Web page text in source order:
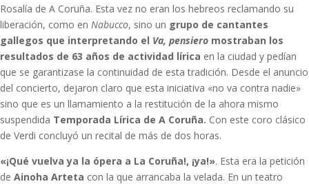
Rosalía de A Coruña. Esta vez no eran los hebreos reclamando su
liberación, como en Nabucco, sino un grupo de cantantes
gallegos que interpretando el Va, pensiero mostraban los
resultados de 63 años de actividad lírica en la ciudad y pedían
que se garantizase la continuidad de esta tradición. Desde el anuncio
del concierto, dejaron claro que esta iniciativa «no va contra nadie»
sino que es un llamamiento a la restitución de la ahora mismo
suspendida Temporada Lírica de A Coruña. Con este coro clásico
de Verdi concluyó un recital de más de dos horas.
«¡Qué vuelva ya la ópera a La Coruña!, ¡ya!». Esta era la petición
de Ainoha Arteta con la que arrancaba la velada. En un teatro